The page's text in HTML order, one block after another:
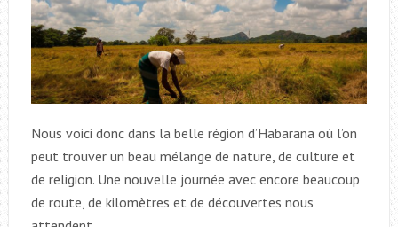
Nous voici donc dans la belle région d’Habarana où l’on
peut trouver un beau mélange de nature, de culture et
de religion. Une nouvelle journée avec encore beaucoup
de route, de kilomètres et de découvertes nous